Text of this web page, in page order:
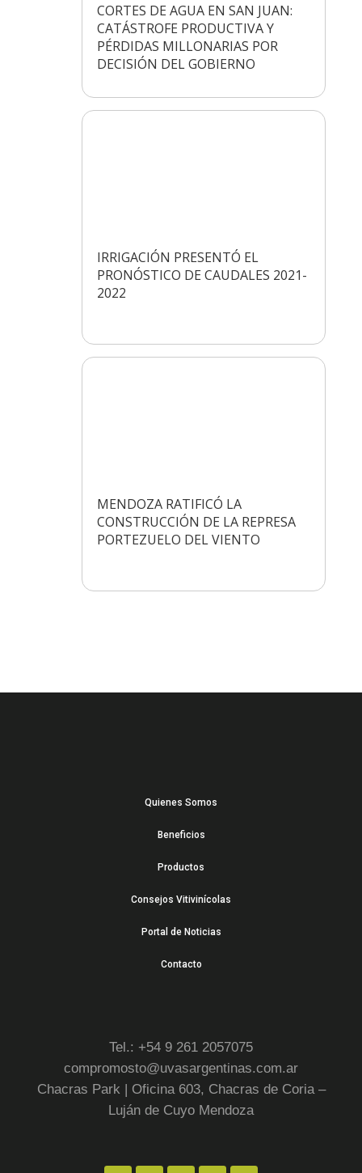
CORTES DE AGUA EN SAN JUAN:
CATÁSTROFE PRODUCTIVA Y
PÉRDIDAS MILLONARIAS POR
DECISIÓN DEL GOBIERNO
IRRIGACIÓN PRESENTÓ EL
PRONÓSTICO DE CAUDALES 2021-
2022
MENDOZA RATIFICÓ LA
CONSTRUCCIÓN DE LA REPRESA
PORTEZUELO DEL VIENTO
Quienes Somos
Beneficios
Productos
Consejos Vitivinícolas
Portal de Noticias
Contacto
Tel.: +54 9 261 2057075
compromosto@uvasargentinas.com.ar
Chacras Park | Oficina 603, Chacras de Coria –
Luján de Cuyo Mendoza